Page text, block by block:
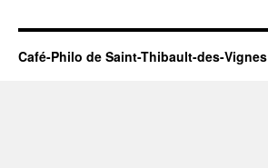
Café-Philo de Saint-Thibault-des-Vignes